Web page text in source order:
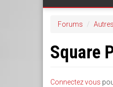
Forums Autres
Square
Connectez vous